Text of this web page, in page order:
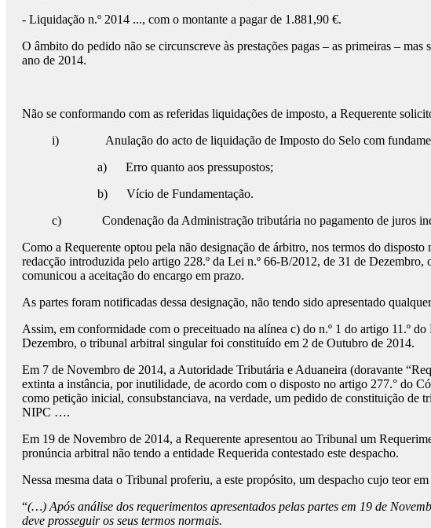
- Liquidação n.º 2014 ..., com o montante a pagar de 1.881,90 €.
O âmbito do pedido não se circunscreve às prestações pagas – as primeiras –
ano de 2014.
Não se conformando com as referidas liquidações de imposto, a Requerente
i) Anulação do acto de liquidação de Imposto do Selo com
a) Erro quanto aos pressupostos;
b) Vício de Fundamentação.
c) Condenação da Administração tributária no pagamento de juros
Como a Requerente optou pela não designação de árbitro, nos termos do
redacção introduzida pelo artigo 228.º da Lei n.º 66-B/2012, de 31 de
comunicou a aceitação do encargo em prazo.
As partes foram notificadas dessa designação, não tendo sido apresentado
Assim, em conformidade com o preceituado na alínea c) do n.º 1 do artigo 11.º
Dezembro, o tribunal arbitral singular foi constituído em 2 de Outubro de 2014.
Em 7 de Novembro de 2014, a Autoridade Tributária e Aduaneira (doravante
extinta a instância, por inutilidade, de acordo com o disposto no artigo 277.° do
como petição inicial, consubstanciava, na verdade, um pedido de constituição
NIPC ….
Em 19 de Novembro de 2014, a Requerente apresentou ao Tribunal um
pronúncia arbitral não tendo a entidade Requerida contestado este despacho.
Nessa mesma data o Tribunal proferiu, a este propósito, um despacho cujo teor
“(…) Após análise dos requerimentos apresentados pelas partes em 19 de
deve prosseguir os seus termos normais.